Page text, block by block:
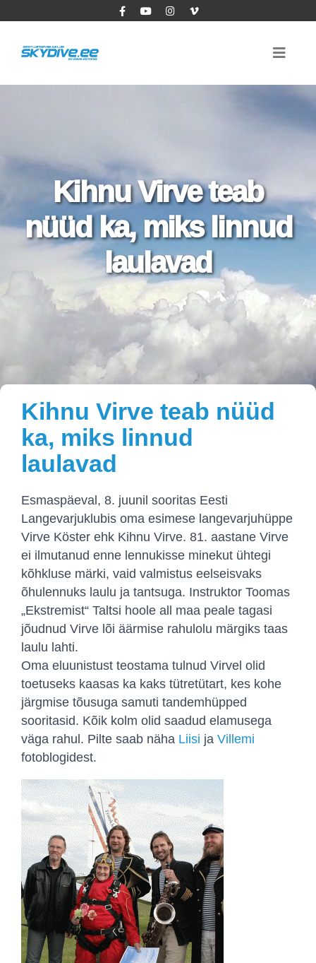
Kihnu Virve teab
nüüd ka, miks linnud
laulavad
Kihnu Virve teab nüüd
ka, miks linnud
laulavad
Esmaspäeval, 8. juunil sooritas Eesti
Langevarjuklubis oma esimese langevarjuhüppe
Virve Köster ehk Kihnu Virve. 81. aastane Virve
ei ilmutanud enne lennukisse minekut ühtegi
kõhkluse märki, vaid valmistus eelseisvaks
õhulennuks laulu ja tantsuga. Instruktor Toomas
„Ekstremist“ Taltsi hoole all maa peale tagasi
jõudnud Virve lõi äärmise rahulolu märgiks taas
laulu lahti.
Oma eluunistust teostama tulnud Virvel olid
toetuseks kaasas ka kaks tütretütart, kes kohe
järgmise tõusuga samuti tandemhüpped
sooritasid. Kõik kolm olid saadud elamusega
väga rahul. Pilte saab näha Liisi ja Villemi
fotoblogidest.